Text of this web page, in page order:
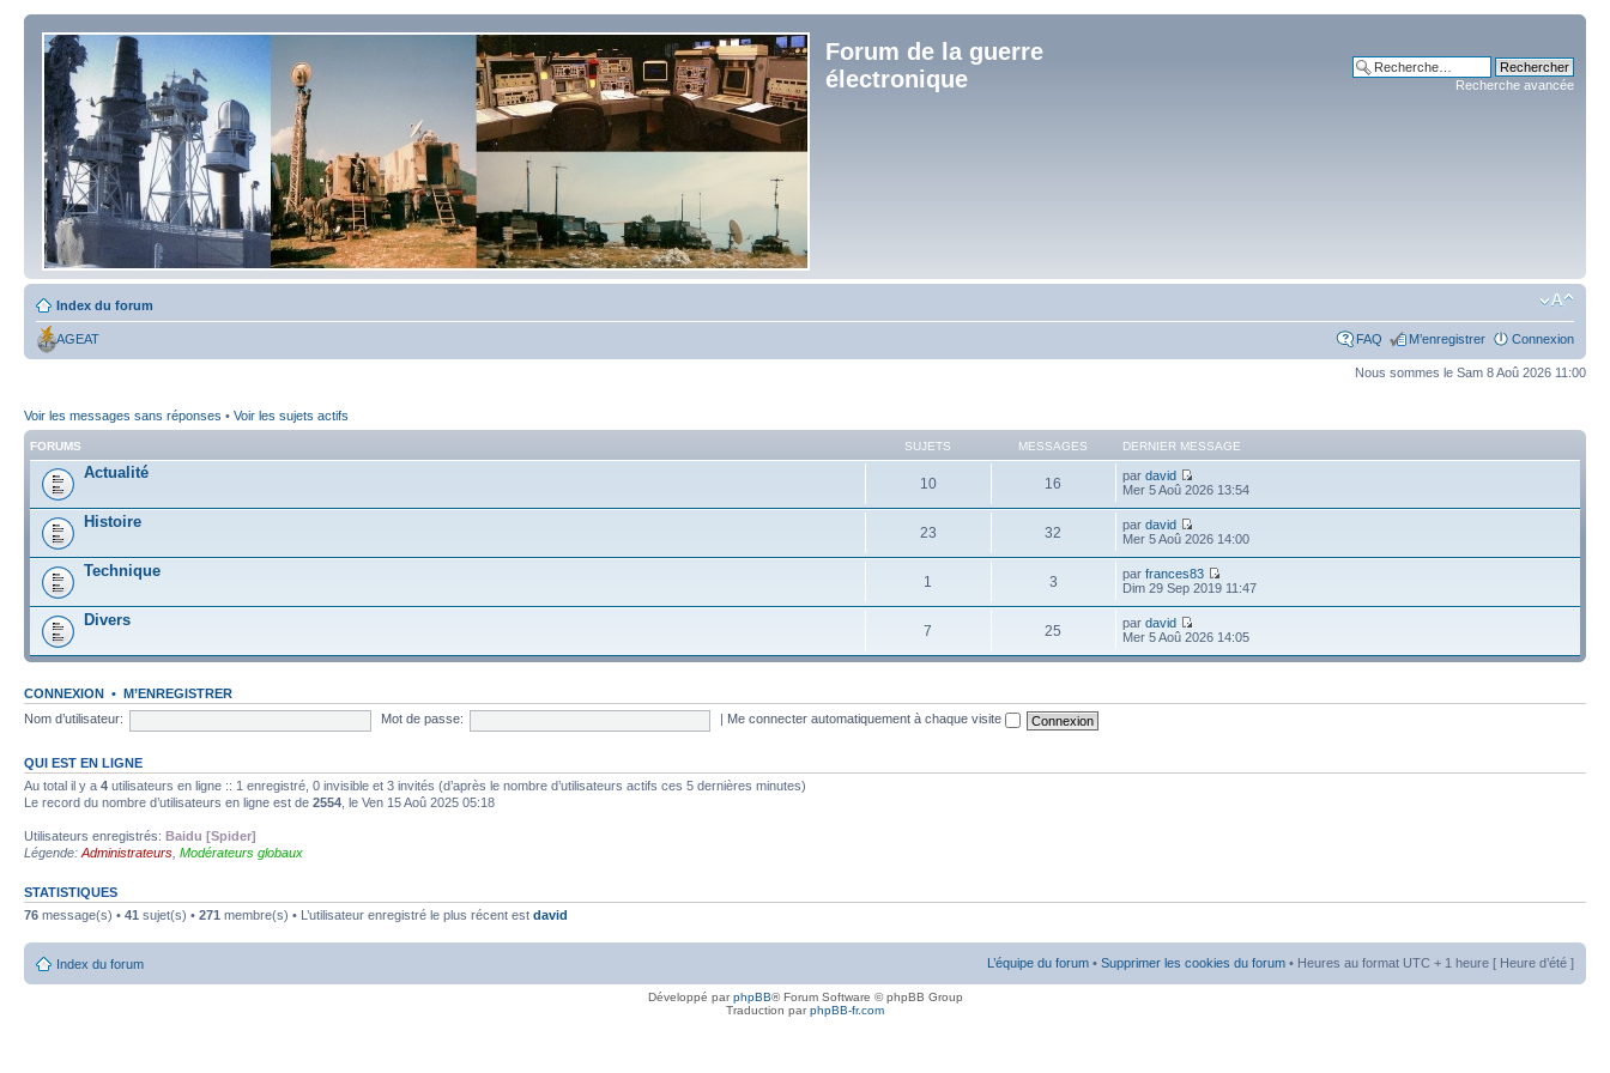
Forum de la guerre
électronique
Recherche avancée
Index du forum
AGEAT FAQ M’enregistrer Connexion
Nous sommes le Sam 8 Aoû 2026 11:00
Voir les messages sans réponses • Voir les sujets actifs
FORUMS SUJETS MESSAGES DERNIER MESSAGE
Actualité
10 16 pardavid
Mer 5 Aoû 2026 13:54
Histoire
23 32 pardavid
Mer 5 Aoû 2026 14:00
Technique
1 3 parfrances83
Dim 29 Sep 2019 11:47
Divers
7 25 pardavid
Mer 5 Aoû 2026 14:05
CONNEXION • M’ENREGISTRER
Nom d’utilisateur:
Mot de passe: Me connecter automatiquement à chaque visite
QUI EST EN LIGNE
Au total il y a 4 utilisateurs en ligne :: 1 enregistré, 0 invisible et 3 invités (d’après le nombre d’utilisateurs actifs ces 5 dernières minutes)
Le record du nombre d’utilisateurs en ligne est de 2554 , le Ven 15 Aoû 2025 05:18
Utilisateurs enregistrés: Baidu [Spider]
Légende: Administrateurs Modérateurs globaux
STATISTIQUES
76 message(s) • 41 sujet(s) • 271 membre(s) • L’utilisateur enregistré le plus récent est david
Index du forum L’équipe du forum • Supprimer les cookies du forum • Heures au format UTC + 1 heure [ Heure d’été ]
Développé parphpBB® Forum Software © phpBB Group
Traduction parphpBB-fr.com